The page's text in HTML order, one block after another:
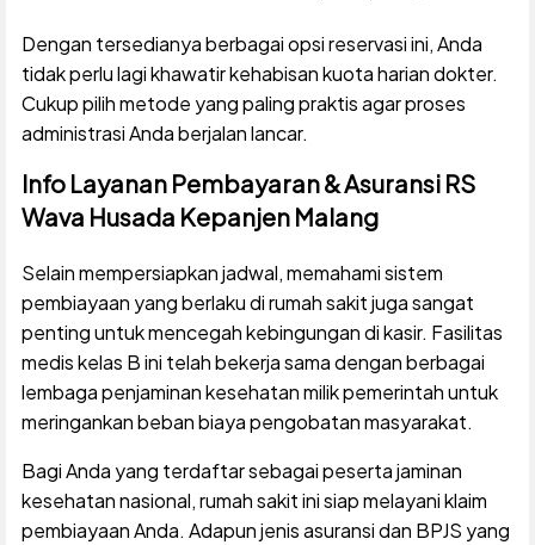
Dengan tersedianya berbagai opsi reservasi ini, Anda
tidak perlu lagi khawatir kehabisan kuota harian dokter.
Cukup pilih metode yang paling praktis agar proses
administrasi Anda berjalan lancar.
Info Layanan Pembayaran & Asuransi RS
Wava Husada Kepanjen Malang
Selain mempersiapkan jadwal, memahami sistem
pembiayaan yang berlaku di rumah sakit juga sangat
penting untuk mencegah kebingungan di kasir. Fasilitas
medis kelas B ini telah bekerja sama dengan berbagai
lembaga penjaminan kesehatan milik pemerintah untuk
meringankan beban biaya pengobatan masyarakat.
Bagi Anda yang terdaftar sebagai peserta jaminan
kesehatan nasional, rumah sakit ini siap melayani klaim
pembiayaan Anda. Adapun jenis asuransi dan BPJS yang